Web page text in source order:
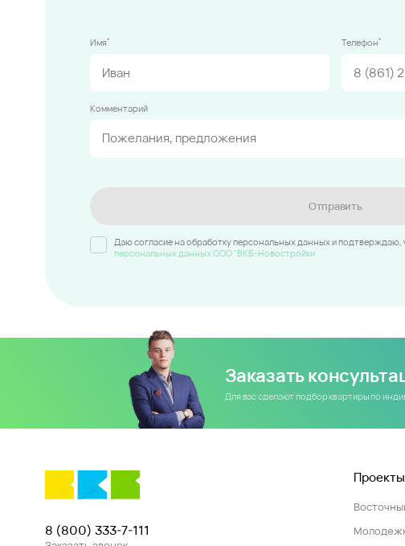
Имя* Телефон*
Комментарий
Отправить
Даю согласие на обработку персональных данных и подтверждаю,
персональных данных ООО "ВКБ-Новостройки
Заказать
Для вас сделают подбор квартиры по
8 (800) 333-7-111